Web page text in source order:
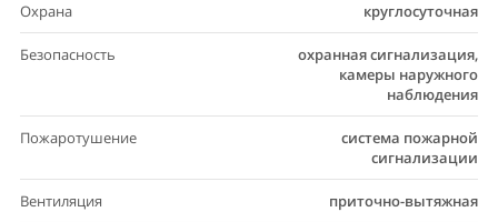
Охрана круглосуточная
Безопасность
охранная сигнализация,
камеры наружного
наблюдения
Пожаротушение
система пожарной
сигнализации
Вентиляция приточно-вытяжная